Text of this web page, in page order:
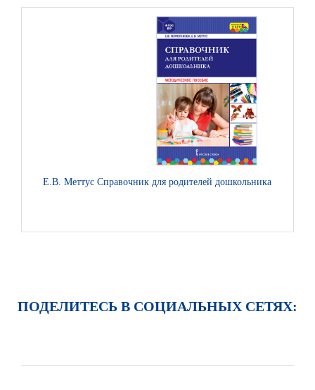
Е.В. Меттус Справочник для родителей дошкольника:
ПОДЕЛИТЕСЬ В СОЦИАЛЬНЫХ СЕТЯХ: